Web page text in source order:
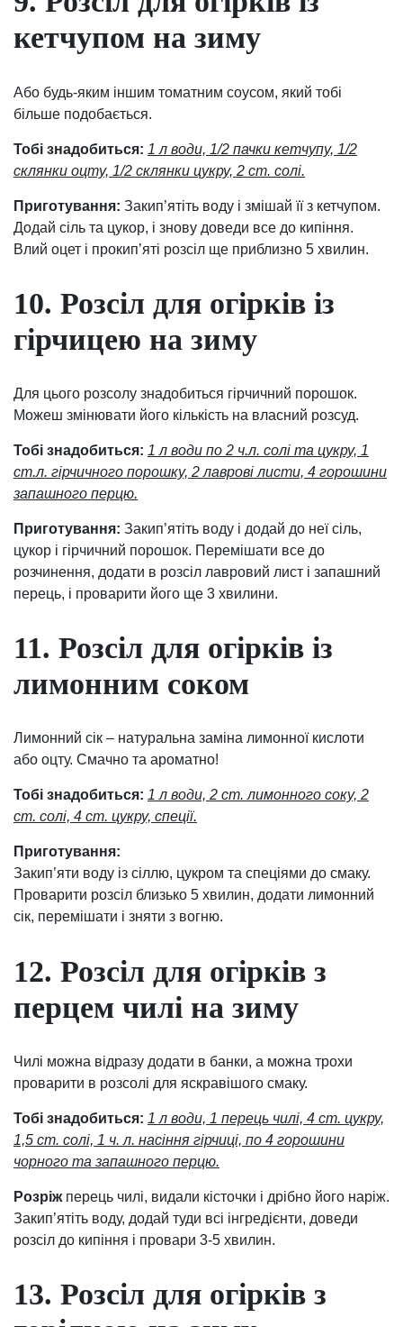
кетчупом на зиму
Або будь-яким іншим томатним соусом, який тобі
більше подобається.
Тобі знадобиться: 1 л води, 1/2 пачки кетчупу, 1/2
склянки оцту, 1/2 склянки цукру, 2 ст. солі.
Приготування: Закип’ятіть воду і змішай її з кетчупом.
Додай сіль та цукор, і знову доведи все до кипіння.
Влий оцет і прокип’яті розсіл ще приблизно 5 хвилин.
10. Розсіл для огірків із
гірчицею на зиму
Для цього розсолу знадобиться гірчичний порошок.
Можеш змінювати його кількість на власний розсуд.
Тобі знадобиться: 1 л води по 2 ч.л. солі та цукру, 1
ст.л. гірчичного порошку, 2 лаврові листи, 4 горошини
запашного перцю.
Приготування: Закип’ятіть воду і додай до неї сіль,
цукор і гірчичний порошок. Перемішати все до
розчинення, додати в розсіл лавровий лист і запашний
перець, і проварити його ще 3 хвилини.
11. Розсіл для огірків із
лимонним соком
Лимонний сік – натуральна заміна лимонної кислоти
або оцту. Смачно та ароматно!
Тобі знадобиться: 1 л води, 2 ст. лимонного соку, 2
ст. солі, 4 ст. цукру, спеції.
Приготування:
Закип’яти воду із сіллю, цукром та спеціями до смаку.
Проварити розсіл близько 5 хвилин, додати лимонний
сік, перемішати і зняти з вогню.
12. Розсіл для огірків з
перцем чилі на зиму
Чилі можна відразу додати в банки, а можна трохи
проварити в розсолі для яскравішого смаку.
Тобі знадобиться: 1 л води, 1 перець чилі, 4 ст. цукру,
1,5 ст. солі, 1 ч. л. насіння гірчиці, по 4 горошини
чорного та запашного перцю.
Розріжперець чилі, видали кісточки і дрібно його наріж.
Закип’ятіть воду, додай туди всі інгредієнти, доведи
розсіл до кипіння і провари 3-5 хвилин.
13. Розсіл для огірків з